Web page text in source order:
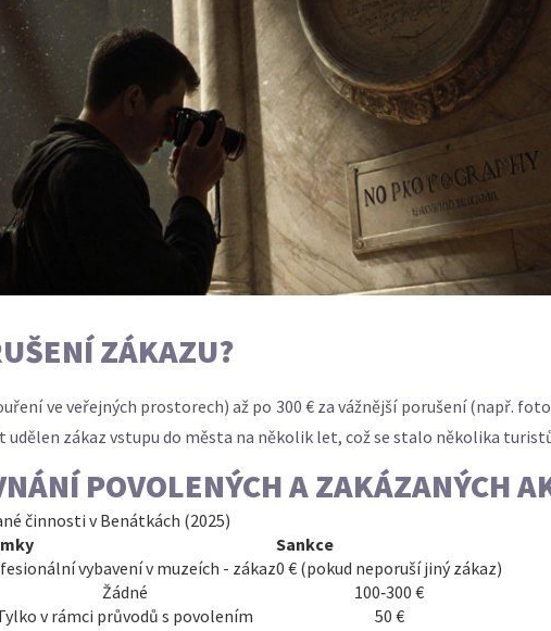
ZÁKAZU?
ve veřejných prostorech) až po 300 € za vážnější porušení (např.
udělen zákaz vstupu do města na několik let, což se stalo několika
POVOLENÝCH A ZAKÁZANÝCH
činnosti v Benátkách (2025)
Sankce
vybavení v muzeích - zákaz0 € (pokud neporuší jiný zákaz)
Žádné
100‑300 €
v rámci průvodů s povolením
50 €